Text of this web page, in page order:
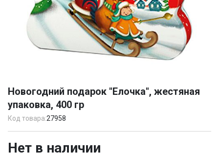
of
1
Новогодний подарок "Елочка", жестяная
упаковка, 400 гр
Код товара:27958
Нет в наличии